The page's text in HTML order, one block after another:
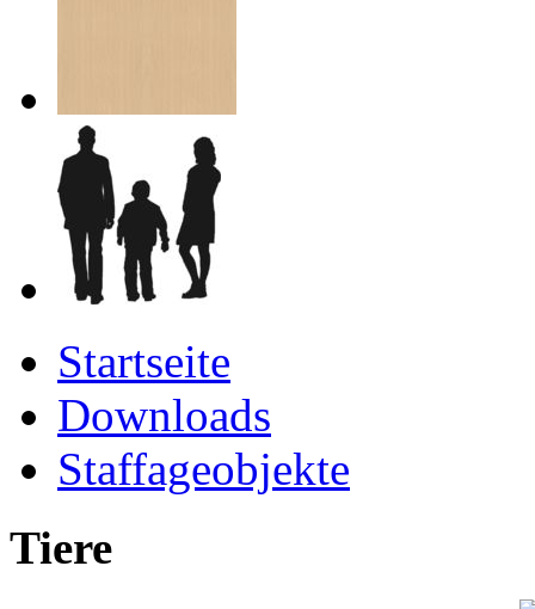
Startseite
Downloads
Staffageobjekte
Tiere